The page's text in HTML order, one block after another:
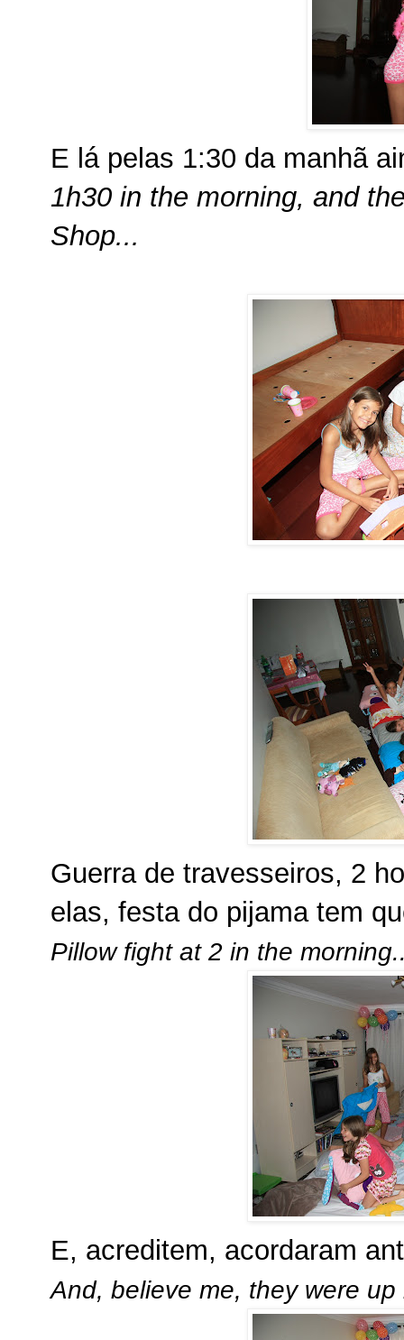
E lá pelas 1:30 da manhã
1h30 in the morning, and
Shop...
Guerra de travesseiros, 2
elas, festa do pijama tem
Pillow fight at 2 in the
E, acreditem, acordaram
And, believe me, they were